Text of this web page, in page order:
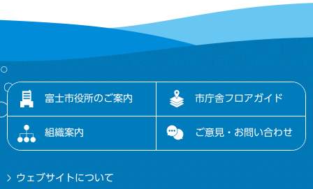
富士市役所のご案内 市庁舎フロアガイド
組織案内 ご意見・お問い合わせ
ウェブサイトについて